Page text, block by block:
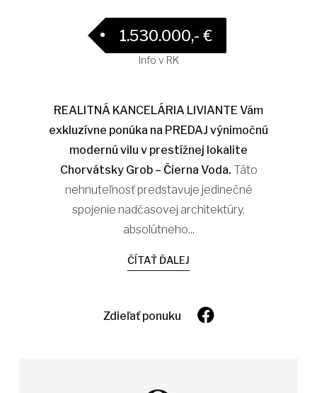
1.530.000,- €
Info v RK
REALITNÁ KANCELÁRIA LIVIANTE Vám
exkluzívne ponúka na PREDAJ výnimočnú
modernú vilu v prestížnej lokalite
Chorvátsky Grob – Čierna Voda. Táto
nehnuteľnosť predstavuje jedinečné
spojenie nadčasovej architektúry,
absolútneho...
ČÍTAŤ ĎALEJ
Zdieľať ponuku